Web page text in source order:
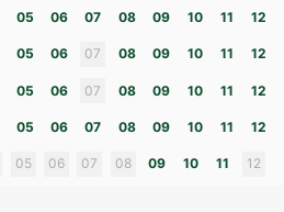
05 06 07 08 09 10 11 12
05 06 07 08 09 10 11 12
05 06 07 08 09 10 11 12
05 06 07 08 09 10 11 12
05 06 07 08 09 10 11 12